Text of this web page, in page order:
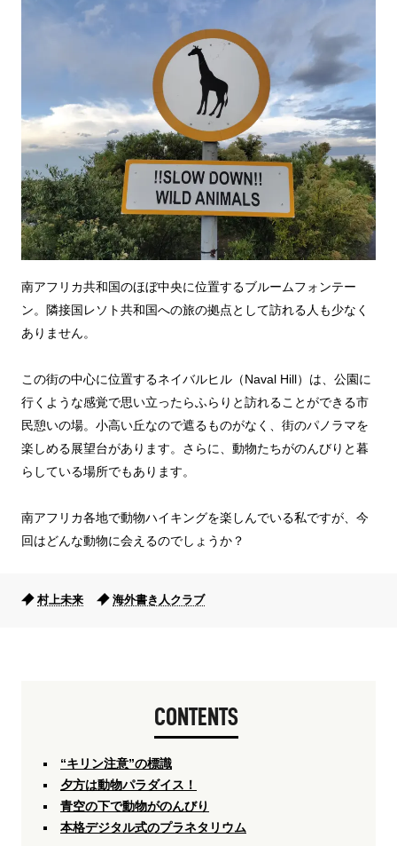
南アフリカ共和国のほぼ中央に位置するブルームフォンテー
ン。隣接国レソト共和国への旅の拠点として訪れる人も少なく
ありません。
この街の中心に位置するネイバルヒル（Naval Hill）は、公園に
行くような感覚で思い立ったらふらりと訪れることができる市
民憩いの場。小高い丘なので遮るものがなく、街のパノラマを
楽しめる展望台があります。さらに、動物たちがのんびりと暮
らしている場所でもあります。
南アフリカ各地で動物ハイキングを楽しんでいる私ですが、今
回はどんな動物に会えるのでしょうか？
村上未来 海外書き人クラブ
CONTENTS
“キリン注意”の標識
夕方は動物パラダイス！
青空の下で動物がのんびり
本格デジタル式のプラネタリウム